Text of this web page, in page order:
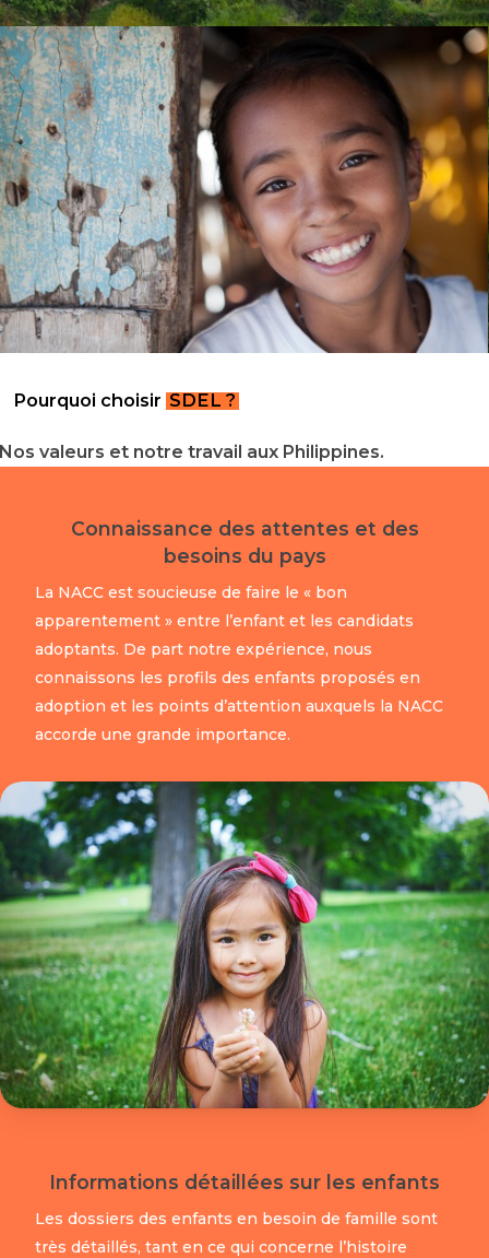
Pourquoi choisir SDEL ?
Nos valeurs et notre travail aux Philippines.
Connaissance des attentes et des
besoins du pays
La NACC est soucieuse de faire le « bon
apparentement » entre l’enfant et les candidats
adoptants. De part notre expérience, nous
connaissons les profils des enfants proposés en
adoption et les points d’attention auxquels la NACC
accorde une grande importance.
Informations détaillées sur les enfants
Les dossiers des enfants en besoin de famille sont
très détaillés, tant en ce qui concerne l’histoire